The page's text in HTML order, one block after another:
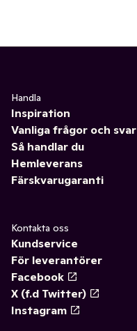
Handla
Inspiration
Vanliga frågor och svar
Så handlar du
Hemleverans
Färskvarugaranti
Kontakta oss
Kundservice
För leverantörer
Facebook
X (f.d Twitter)
Instagram